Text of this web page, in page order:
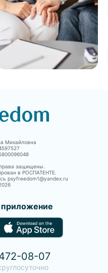
Михайловна
защищены.
в РОСПАТЕНТЕ.
psyfreedom1@yandex.ru
08-07